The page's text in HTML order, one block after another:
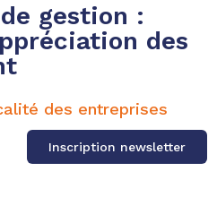
gestion :
des
des entreprises
Inscription newsletter